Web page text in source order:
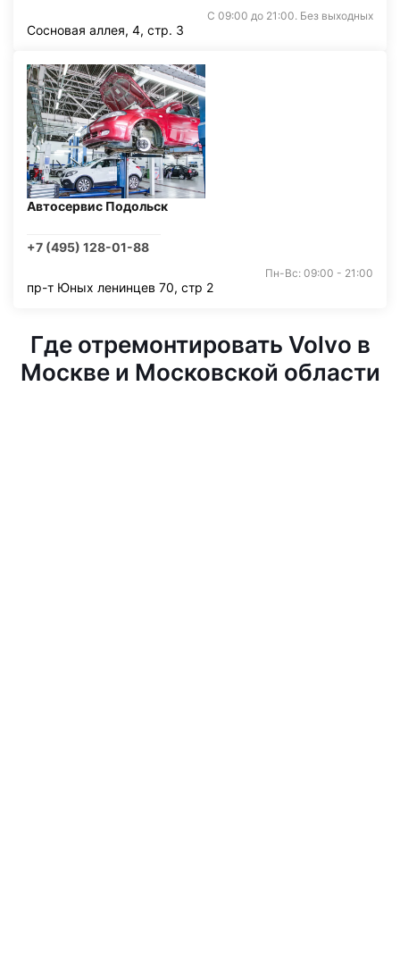
С 09:00 до 21:00. Без выходных
Сосновая аллея, 4, стр. 3
Автосервис Подольск
+7 (495) 128-01-88
Пн-Вс: 09:00 - 21:00
пр-т Юных ленинцев 70, стр 2
Где отремонтировать Volvo в
Москве и Московской области